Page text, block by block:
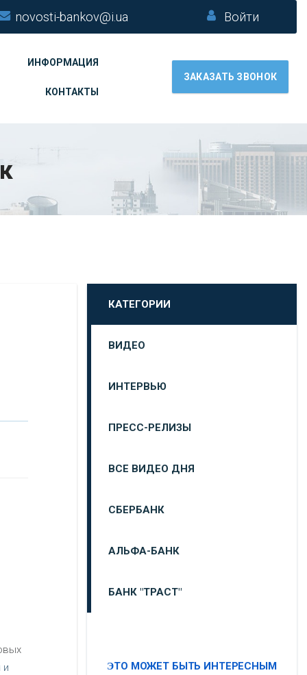
novosti-bankov@i.ua Войти
ИНФОРМАЦИЯ
КОНТАКТЫ
ЗАКАЗАТЬ ЗВОНОК
и
КАТЕГОРИИ
ВИДЕО
ИНТЕРВЬЮ
ПРЕСС-РЕЛИЗЫ
ВСЕ ВИДЕО ДНЯ
СБЕРБАНК
АЛЬФА-БАНК
БАНК "ТРАСТ"
ЭТО МОЖЕТ БЫТЬ ИНТЕРЕСНЫМ